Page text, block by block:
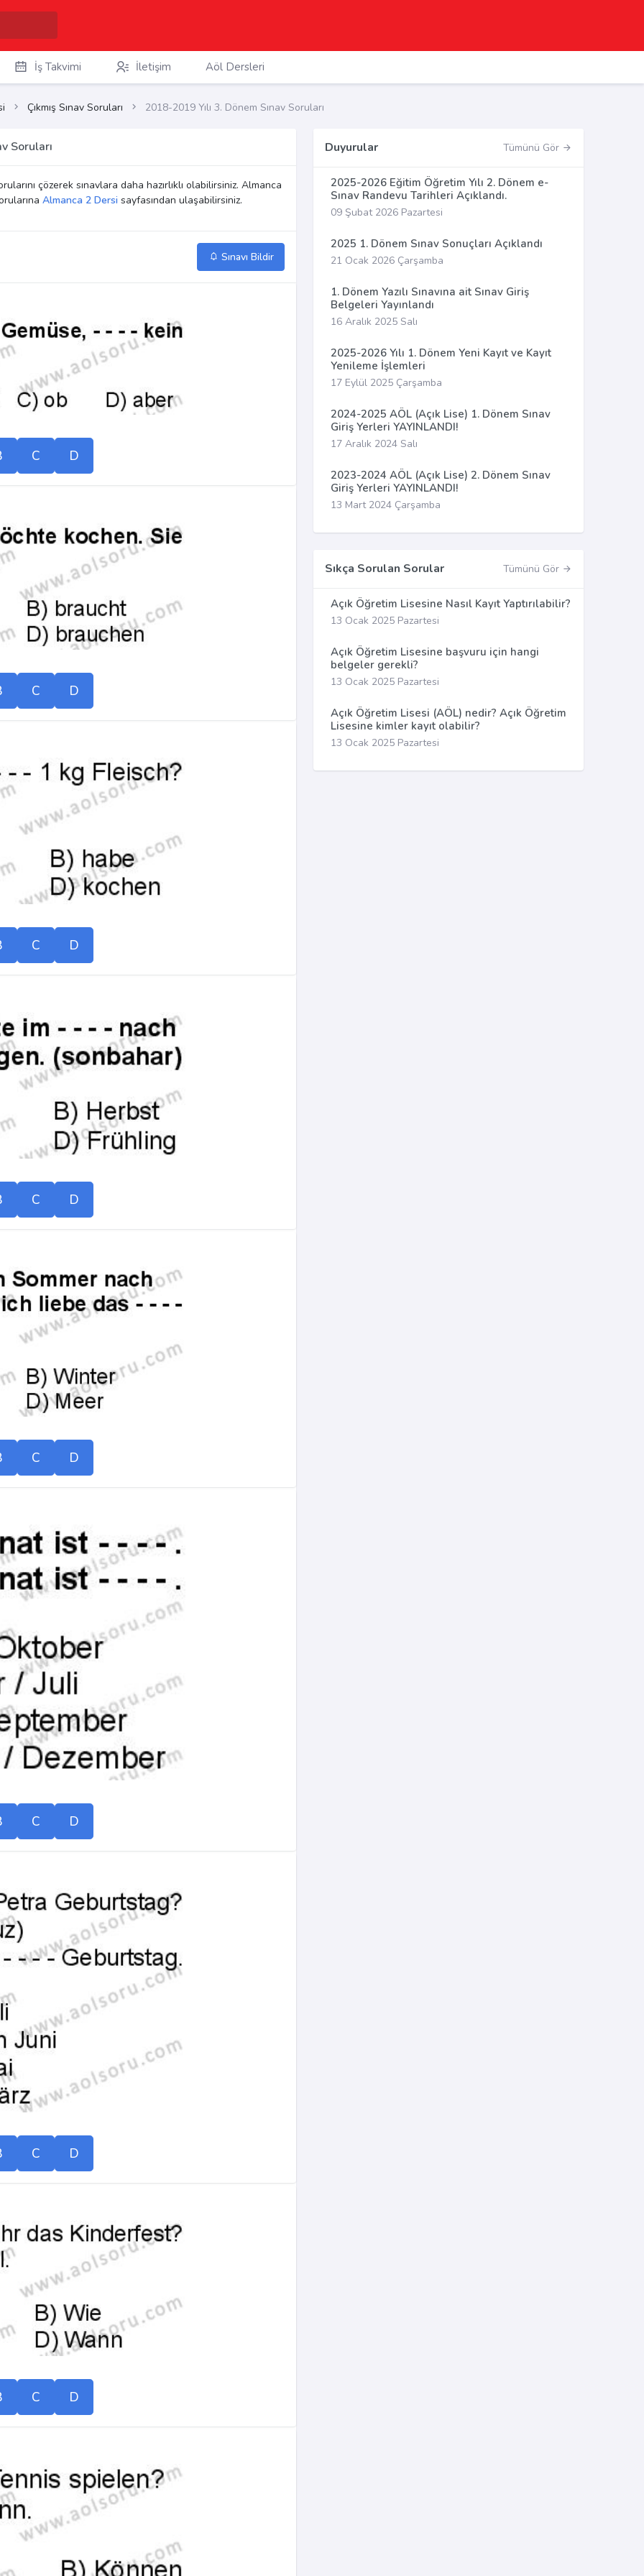
İş Takvimi İletişim Aöl Dersleri
Çıkmış Sınav Soruları 2018-2019 Yılı 3. Dönem Sınav Soruları
Soruları
çözerek sınavlara daha hazırlıklı olabilirsiniz. Almanca
Almanca 2 Dersi sayfasından ulaşabilirsiniz.
Sınavı Bildir
C D
C D
C D
C D
C D
C D
C D
C D
Duyurular Tümünü Gör
2025-2026 Eğitim Öğretim Yılı 2. Dönem e-
Sınav Randevu Tarihleri Açıklandı.
09 Şubat 2026 Pazartesi
2025 1. Dönem Sınav Sonuçları Açıklandı
21 Ocak 2026 Çarşamba
1. Dönem Yazılı Sınavına ait Sınav Giriş
Belgeleri Yayınlandı
16 Aralık 2025 Salı
2025-2026 Yılı 1. Dönem Yeni Kayıt ve Kayıt
Yenileme İşlemleri
17 Eylül 2025 Çarşamba
2024-2025 AÖL (Açık Lise) 1. Dönem Sınav
Giriş Yerleri YAYINLANDI!
17 Aralık 2024 Salı
2023-2024 AÖL (Açık Lise) 2. Dönem Sınav
Giriş Yerleri YAYINLANDI!
13 Mart 2024 Çarşamba
Sıkça Sorulan Sorular Tümünü Gör
Açık Öğretim Lisesine Nasıl Kayıt Yaptırılabilir?
13 Ocak 2025 Pazartesi
Açık Öğretim Lisesine başvuru için hangi
belgeler gerekli?
13 Ocak 2025 Pazartesi
Açık Öğretim Lisesi (AÖL) nedir? Açık Öğretim
Lisesine kimler kayıt olabilir?
13 Ocak 2025 Pazartesi